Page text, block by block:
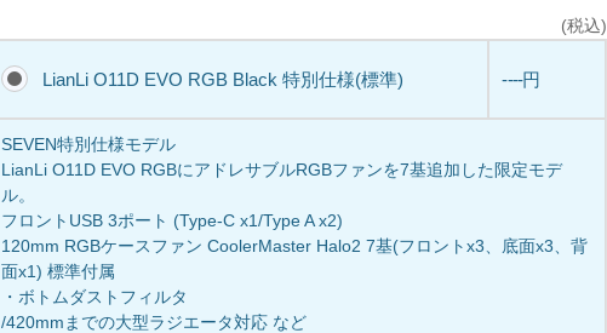
(税込)
LianLi O11D EVO RGB Black 特別仕様(標準) ----円
SEVEN特別仕様モデル
LianLi O11D EVO RGBにアドレサブルRGBファンを7基追加した限定モデ
ル。
フロントUSB 3ポート (Type-C x1/Type A x2)
120mm RGBケースファン CoolerMaster Halo2 7基(フロントx3、底面x3、背
面x1) 標準付属
・ボトムダストフィルタ
/420mmまでの大型ラジエータ対応 など